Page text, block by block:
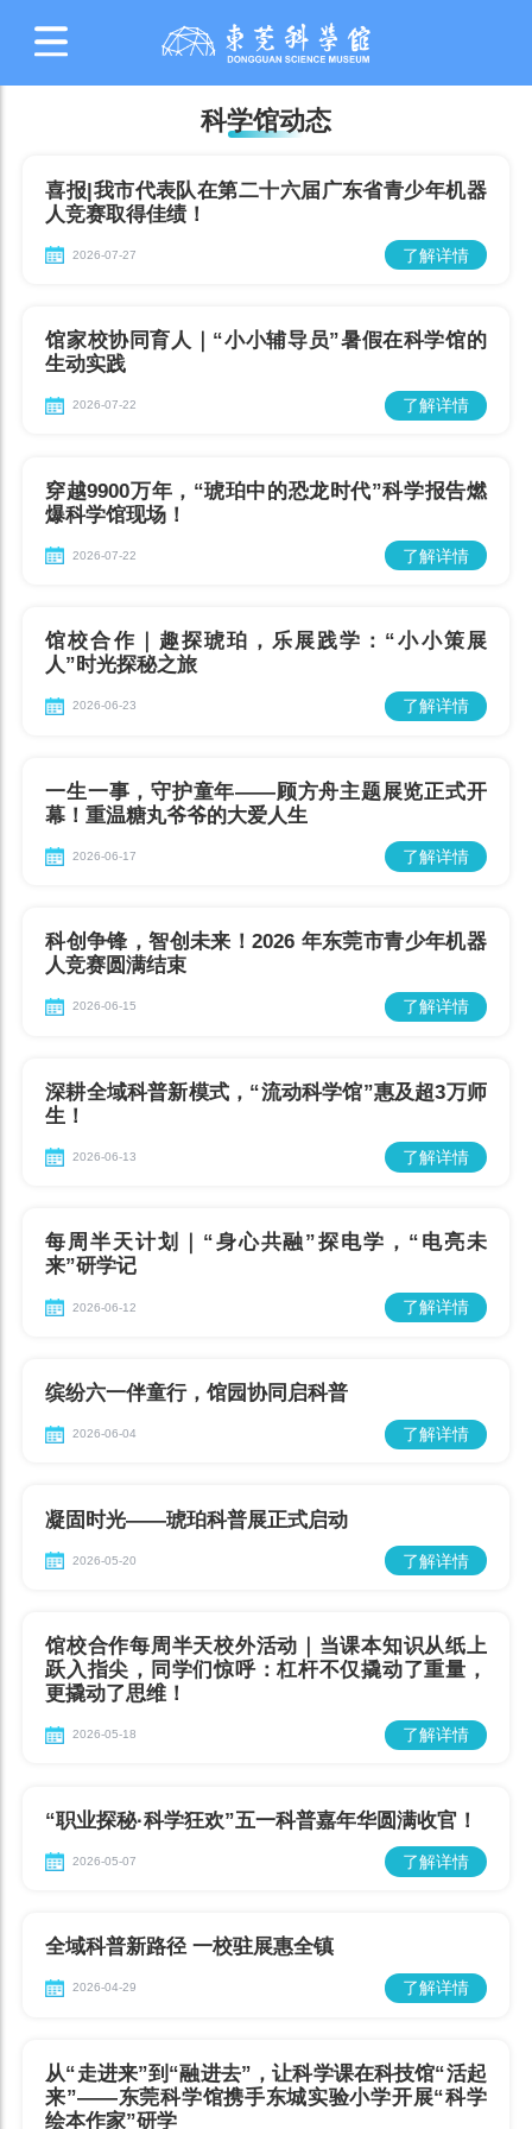
科学馆动态
喜报|我市代表队在第二十六届广东省青少年机器
人竞赛取得佳绩！
2026-07-27 了解详情
馆家校协同育人｜“小小辅导员”暑假在科学馆的
生动实践
2026-07-22 了解详情
穿越9900万年，“琥珀中的恐龙时代”科学报告燃
爆科学馆现场！
2026-07-22 了解详情
馆校合作｜趣探琥珀，乐展践学：“小小策展
人”时光探秘之旅
2026-06-23 了解详情
一生一事，守护童年——顾方舟主题展览正式开
幕！重温糖丸爷爷的大爱人生
2026-06-17 了解详情
科创争锋，智创未来！2026 年东莞市青少年机器
人竞赛圆满结束
2026-06-15 了解详情
深耕全域科普新模式，“流动科学馆”惠及超3万师
生！
2026-06-13 了解详情
每周半天计划｜“身心共融”探电学，“电亮未
来”研学记
2026-06-12 了解详情
缤纷六一伴童行，馆园协同启科普
2026-06-04 了解详情
凝固时光——琥珀科普展正式启动
2026-05-20 了解详情
馆校合作每周半天校外活动｜当课本知识从纸上
跃入指尖，同学们惊呼：杠杆不仅撬动了重量，
更撬动了思维！
2026-05-18 了解详情
“职业探秘·科学狂欢”五一科普嘉年华圆满收官！
2026-05-07 了解详情
全域科普新路径 一校驻展惠全镇
2026-04-29 了解详情
从“走进来”到“融进去”，让科学课在科技馆“活起
来”——东莞科学馆携手东城实验小学开展“科学
绘本作家”研学